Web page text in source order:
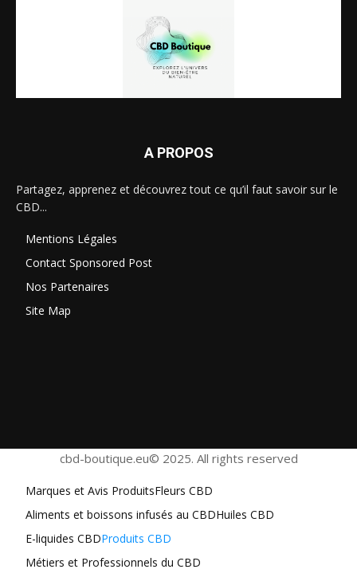
A PROPOS
Partagez, apprenez et découvrez tout ce qu’il faut savoir sur le
CBD...
Mentions Légales
Contact Sponsored Post
Nos Partenaires
Site Map
cbd-boutique.eu© 2025. All rights reserved
Marques et Avis ProduitsFleurs CBD
Aliments et boissons infusés au CBDHuiles CBD
E-liquides CBDProduits CBD
Métiers et Professionnels du CBD